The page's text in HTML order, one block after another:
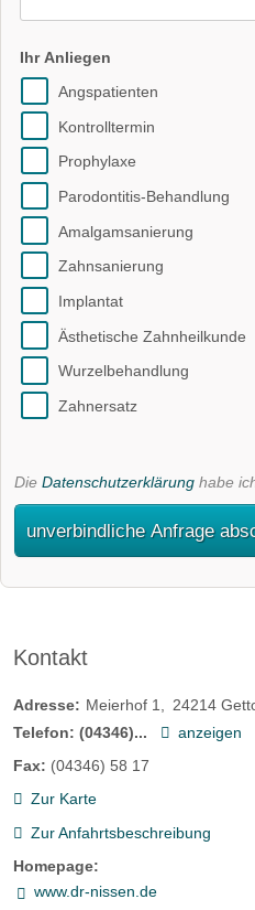
Ihr Anliegen
Angspatienten
Kontrolltermin
Prophylaxe
Parodontitis-Behandlung
Amalgamsanierung
Zahnsanierung
Implantat
Ästhetische Zahnheilkunde
Wurzelbehandlung
Zahnersatz
Die Datenschutzerklärung habe
unverbindliche Anfrage
Kontakt
Adresse: Meierhof 1 24214
Telefon: (04346)...
anzeigen
Fax: (04346) 58 17
Zur Karte
Zur Anfahrtsbeschreibung
Homepage:
www.dr-nissen.de